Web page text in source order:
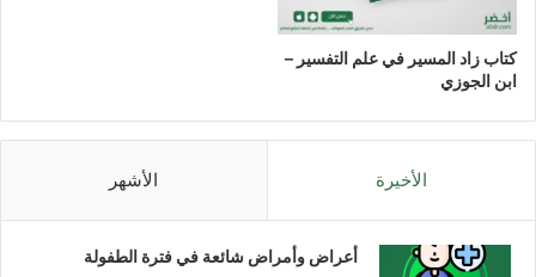
كتاب زاد المسير في علم التفسير –
ابن الجوزي
الأخيرة الأشهر
أعراض وأمراض شائعة في فترة الطفولة